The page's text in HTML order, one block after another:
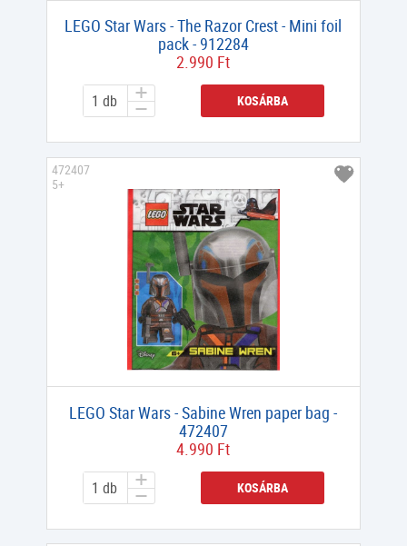
LEGO Star Wars - The Razor Crest - Mini foil
pack - 912284
2.990 Ft
KOSÁRBA
LEGO Star Wars - Sabine Wren paper bag -
472407
4.990 Ft
KOSÁRBA
472407
5+